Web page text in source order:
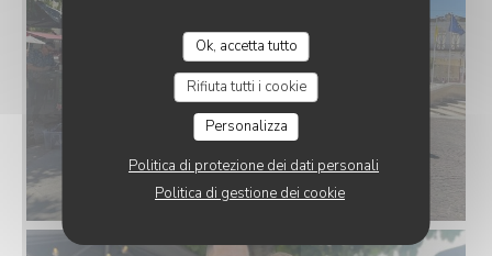
Ok, accetta tutto
Rifiuta tutti i cookie
Personalizza
Politica di protezione dei dati personali
Politica di gestione dei cookie